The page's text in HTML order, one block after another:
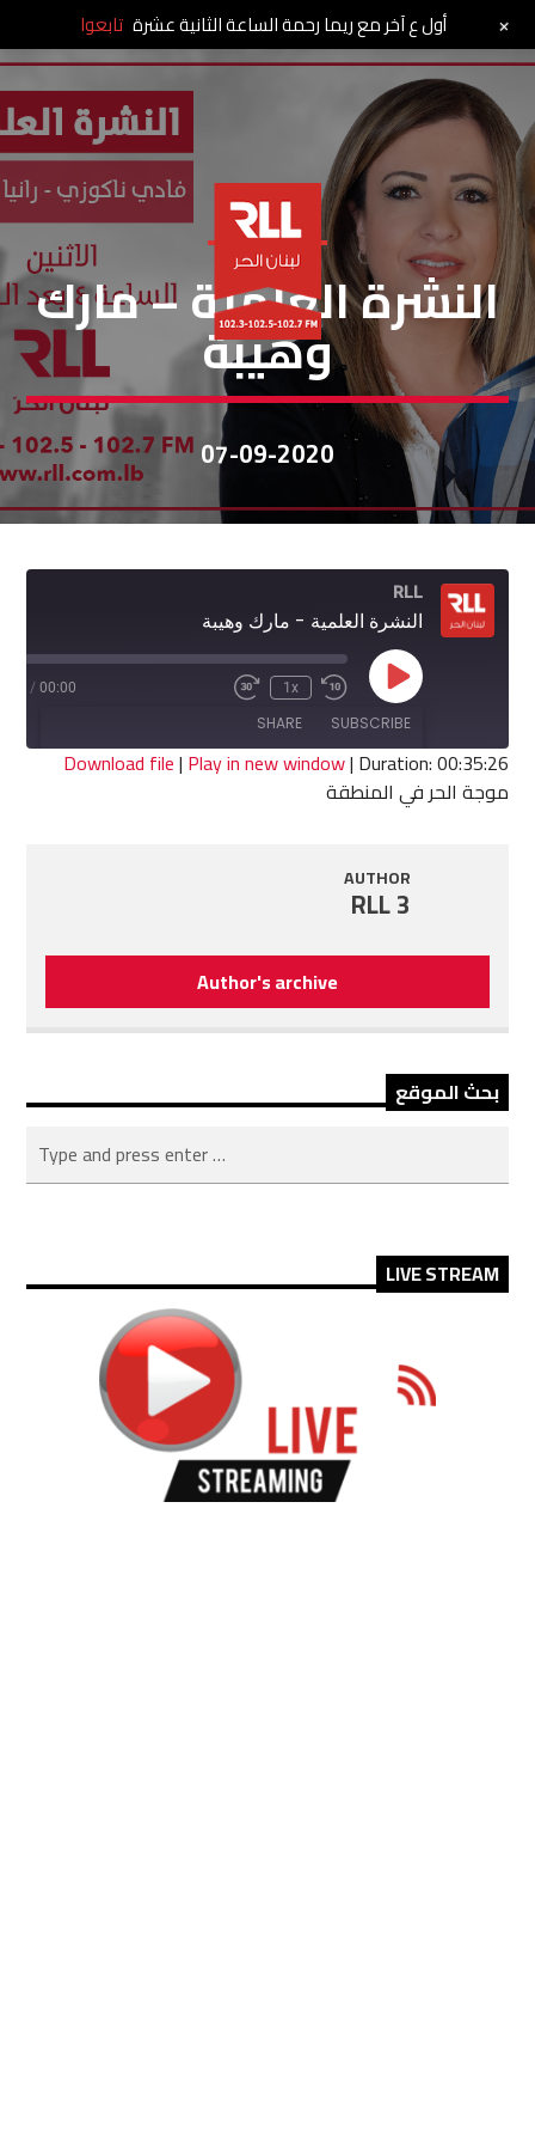
النشرة العلمية
النشرة العلمية – مارك
وهيبة
07-09-2020
RLL
النشرة العلمية - مارك وهيبة
Play
Episode
Rewind
10
Seconds
1x
Fast
seconds
00:00
/
SUBSCRIBE
SHARE
SHARE
Download file| Play in new window| Duration: 00:35:26
موجة الحر في المنطقة
AUTHOR
RLL 3
Author's archive
بحث الموقع
LIVE STREAM
أول ع آخر مع ريما رحمة الساعة الثانية عشرة تابعوا +